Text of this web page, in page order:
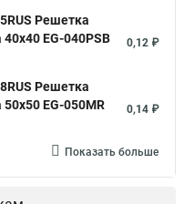
Решетка
EG-040PSB
0,12 ₽
Решетка
EG-050MR
0,14 ₽
Показать больше